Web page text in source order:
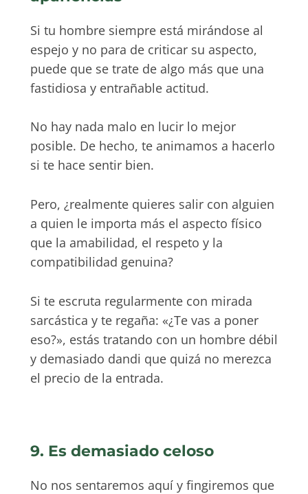
Si tu hombre siempre está mirándose al
espejo y no para de criticar su aspecto,
puede que se trate de algo más que una
fastidiosa y entrañable actitud.
No hay nada malo en lucir lo mejor
posible. De hecho, te animamos a hacerlo
si te hace sentir bien.
Pero, ¿realmente quieres salir con alguien
a quien le importa más el aspecto físico
que la amabilidad, el respeto y la
compatibilidad genuina?
Si te escruta regularmente con mirada
sarcástica y te regaña: «¿Te vas a poner
eso?», estás tratando con un hombre débil
y demasiado dandi que quizá no merezca
el precio de la entrada.
9. Es demasiado celoso
No nos sentaremos aquí y fingiremos que